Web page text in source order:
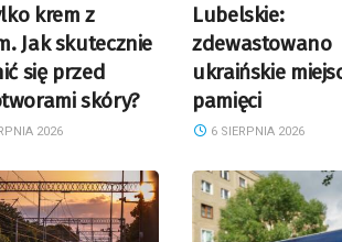
krem z
Jak skutecznie
się przed
skóry?
2026
Lubelskie:
zdewastowano
ukraińskie
pamięci
6 SIERPNIA 2026